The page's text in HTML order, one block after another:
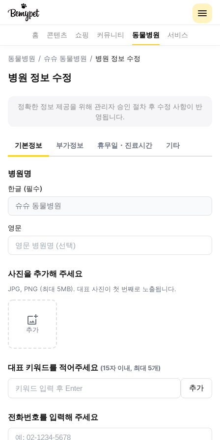
홈 콘텐츠 쇼핑 커뮤니티 동물병원 서비스
동물병원 / 슈슈 동물병원 / 병원 정보 수정
병원 정보 수정
정확한 정보 제공을 위해 관리자 승인 절차 후 수정 사항이 반
영됩니다.
기본정보 부가정보 휴무일・진료시간 기타
병원명
한글 (필수)
영문
사진을 추가해 주세요
JPG, PNG (최대 5MB). 대표 사진이 첫 번째로 노출됩니다.
추가
대표 키워드를 적어주세요 (15자 이내, 최대 5개)
추가
전화번호를 입력해 주세요